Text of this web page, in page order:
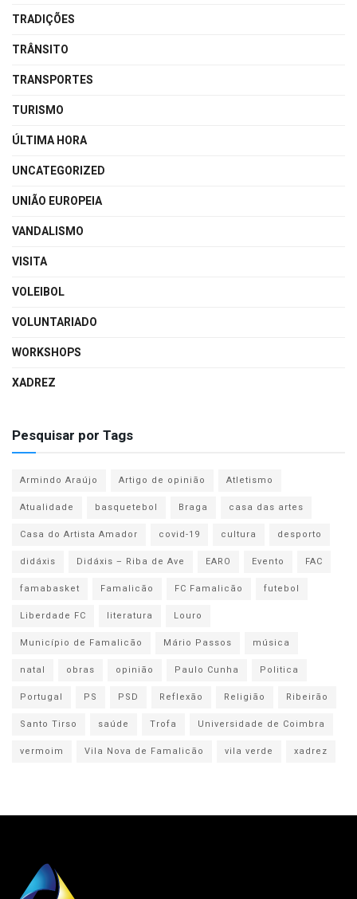
TRADIÇÕES
TRÂNSITO
TRANSPORTES
TURISMO
ÚLTIMA HORA
UNCATEGORIZED
UNIÃO EUROPEIA
VANDALISMO
VISITA
VOLEIBOL
VOLUNTARIADO
WORKSHOPS
XADREZ
Pesquisar por Tags
Armindo Araújo Artigo de opinião
Atletismo
Atualidade
basquetebol Braga
casa das artes
Casa do Artista Amador
covid-19 cultura
desporto
didáxis
Didáxis – Riba de Ave EARO Evento
FAC
famabasket
Famalicão FC Famalicão
futebol
Liberdade FC
literatura
Louro
Município de Famalicão
Mário Passos
música
natal
obras opinião Paulo Cunha
Politica
Portugal
PS PSD Reflexão Religião
Ribeirão
Santo Tirso
saúde Trofa
Universidade de Coimbra
vermoim
Vila Nova de Famalicão vila verde xadrez